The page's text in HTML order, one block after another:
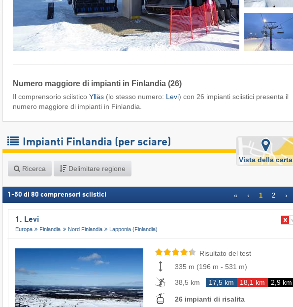
Numero maggiore di impianti in Finlandia (26)
Il comprensorio sciistico Ylläs (lo stesso numero: Levi) con 26 impianti sciistici presenta il
numero maggiore di impianti in Finlandia.
Impianti Finlandia (per sciare)
Ricerca Delimitare regione
Vista della carta
1 -50 di 80 comprensori sciistici « ‹ 1 2 ›
1. Levi
Europa Finlandia Nord Finlandia Lapponia (Finlandia)
Risultato del test
335 m (196 m - 531 m)
38,5 km
17,5 km 18,1 km 2,9 km
26 impianti di risalita